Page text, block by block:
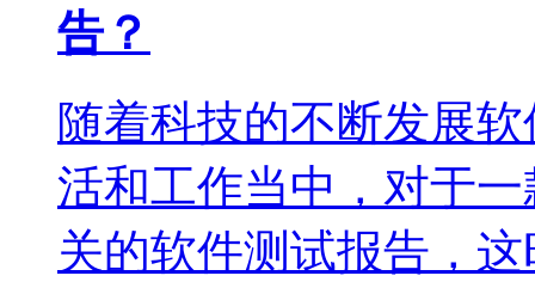
告？
随着科技的不断发展
活和工作当中，对于
关的软件测试报告，